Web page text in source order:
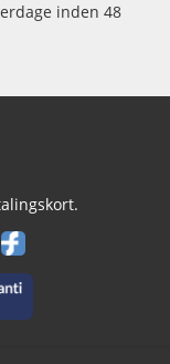
inden 48